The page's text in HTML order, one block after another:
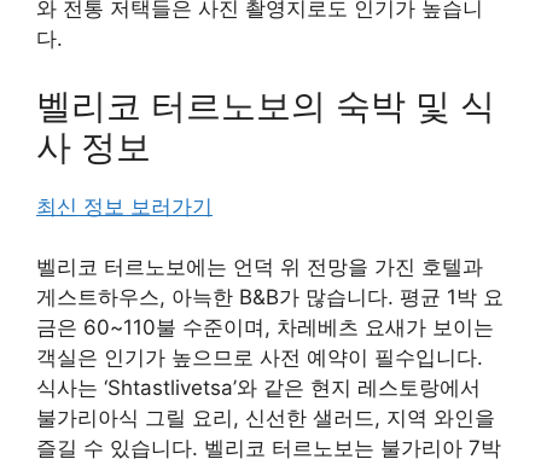
와 전통 저택들은 사진 촬영지로도 인기가 높습니
다.
벨리코 터르노보의 숙박 및 식
사 정보
최신 정보 보러가기
벨리코 터르노보에는 언덕 위 전망을 가진 호텔과
게스트하우스, 아늑한 B&B가 많습니다. 평균 1박 요
금은 60~110불 수준이며, 차레베츠 요새가 보이는
객실은 인기가 높으므로 사전 예약이 필수입니다.
식사는 ‘Shtastlivetsa’와 같은 현지 레스토랑에서
불가리아식 그릴 요리, 신선한 샐러드, 지역 와인을
즐길 수 있습니다. 벨리코 터르노보는 불가리아 7박